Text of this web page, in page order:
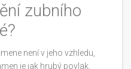
zubního
není v jeho vzhledu,
je jak hrubý povlak,